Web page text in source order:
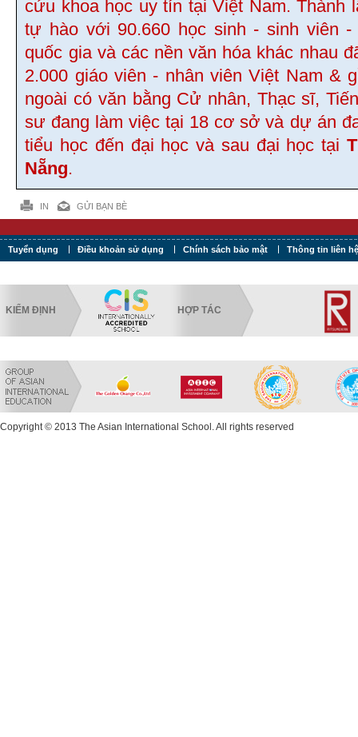
cứu khoa học uy tín tại Việt Nam. Thành
tự hào với 90.660 học sinh - sinh viên
quốc gia và các nền văn hóa khác nhau
2.000 giáo viên - nhân viên Việt Nam &
ngoài có văn bằng Cử nhân, Thạc sĩ,
sư đang làm việc tại 18 cơ sở và dự án
tiểu học đến đại học và sau đại học tại
Nẵng.
IN GỬI BẠN BÈ
Tuyển dụng Điều khoản sử dụng Chính sách bảo mật Thông tin liên hệ
KIỂM ĐỊNH HỢP TÁC
Copyright © 2013 The Asian International School. All rights reserved